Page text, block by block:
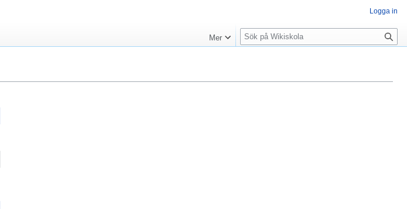
Logga in
Mer
S
ö